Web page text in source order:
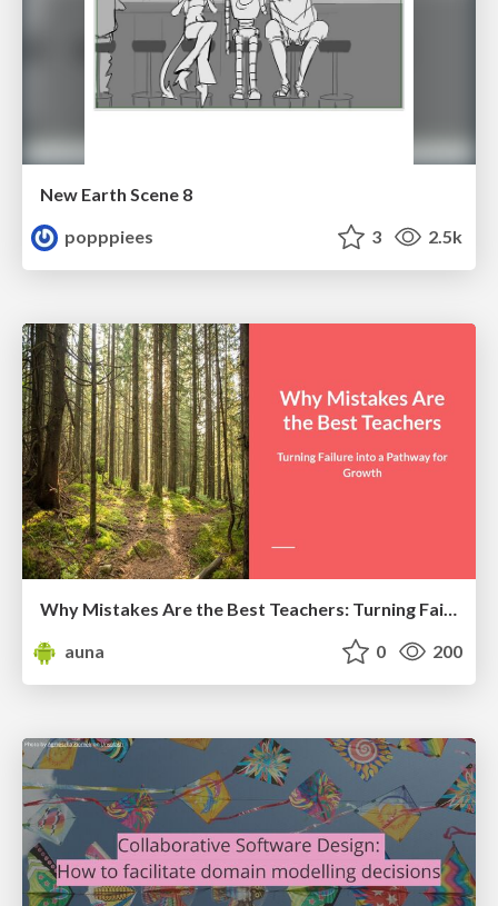
New Earth Scene 8
popppiees
3 2.5k
auna
0 200